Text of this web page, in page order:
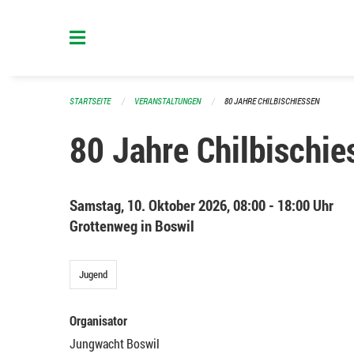
STARTSEITE VERANSTALTUNGEN 80 JAHRE CHILBISCHIESSEN
80 Jahre
Samstag, 10. Oktober 2026, 08:00 - 18:00 Uhr
Grottenweg in Boswil
Jugend
Organisator
Jungwacht Boswil